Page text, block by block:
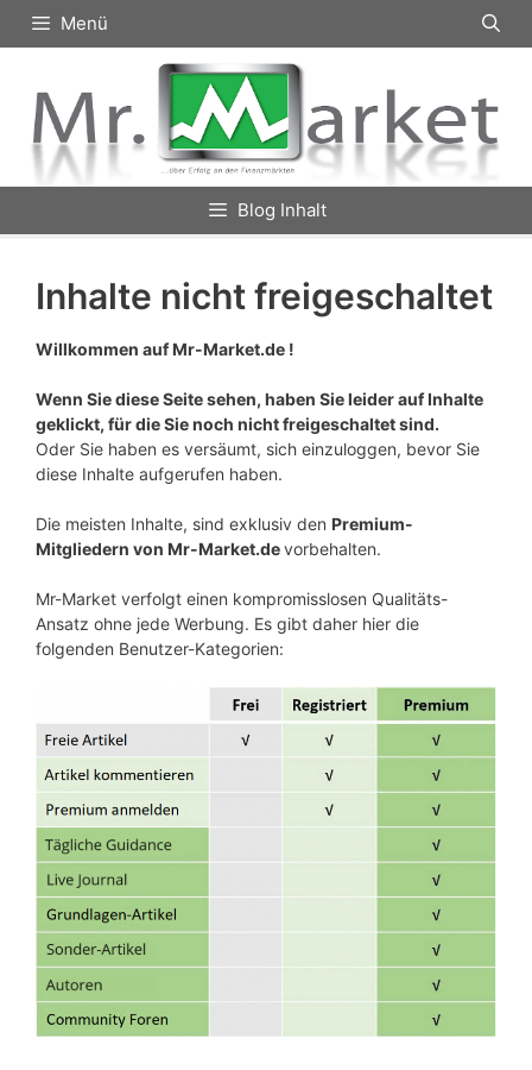
Inhalt
Menü
Blog Inhalt
Inhalte nicht freigeschaltet
Willkommen auf Mr-Market.de !
Wenn Sie diese Seite sehen, haben Sie leider auf Inhalte
geklickt, für die Sie noch nicht freigeschaltet sind.
Oder Sie haben es versäumt, sich einzuloggen, bevor Sie
diese Inhalte aufgerufen haben.
Die meisten Inhalte, sind exklusiv den Premium-
Mitgliedern von Mr-Market.devorbehalten.
Mr-Market verfolgt einen kompromisslosen Qualitäts-
Ansatz ohne jede Werbung. Es gibt daher hier die
folgenden Benutzer-Kategorien: